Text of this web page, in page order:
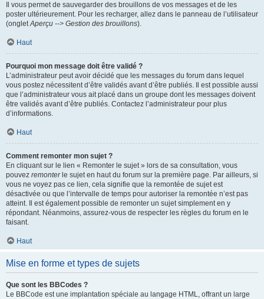
Il vous permet de sauvegarder des brouillons de vos messages et de les
poster ultérieurement. Pour les recharger, allez dans le panneau de l’utilisateur
(ongletAperçu --> Gestion des brouillons).
Haut
Pourquoi mon message doit être validé ?
L’administrateur peut avoir décidé que les messages du forum dans lequel
vous postez nécessitent d’être validés avant d’être publiés. Il est possible aussi
que l’administrateur vous ait placé dans un groupe dont les messages doivent
être validés avant d’être publiés. Contactez l’administrateur pour plus
d’informations.
Haut
Comment remonter mon sujet ?
En cliquant sur le lien « Remonter le sujet » lors de sa consultation, vous
pouvez remonterle sujet en haut du forum sur la première page. Par ailleurs, si
vous ne voyez pas ce lien, cela signifie que la remontée de sujet est
désactivée ou que l’intervalle de temps pour autoriser la remontée n’est pas
atteint. Il est également possible de remonter un sujet simplement en y
répondant. Néanmoins, assurez-vous de respecter les règles du forum en le
faisant.
Haut
Mise en forme et types de sujets
Que sont les BBCodes ?
Le BBCode est une implantation spéciale au langage HTML, offrant un large